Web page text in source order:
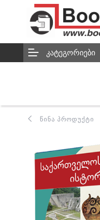
ᲙᲐᲢᲔᲒᲝᲠᲘᲔᲑᲘ
ᲬᲘᲜᲐ ᲞᲠᲝᲓᲣᲥᲢᲘ